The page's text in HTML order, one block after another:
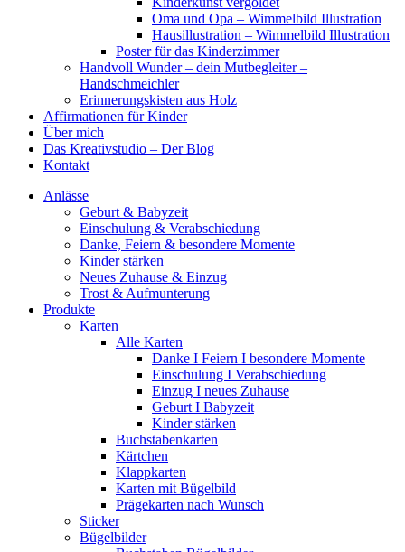
Oma und Opa – Wimmelbild Illustration
Hausillustration – Wimmelbild Illustration
Poster für das Kinderzimmer
Handvoll Wunder – dein Mutbegleiter –
Handschmeichler
Erinnerungskisten aus Holz
Affirmationen für Kinder
Über mich
Das Kreativstudio – Der Blog
Kontakt
Anlässe
Geburt & Babyzeit
Einschulung & Verabschiedung
Danke, Feiern & besondere Momente
Kinder stärken
Neues Zuhause & Einzug
Trost & Aufmunterung
Produkte
Karten
Alle Karten
Danke I Feiern I besondere Momente
Einschulung I Verabschiedung
Einzug I neues Zuhause
Geburt I Babyzeit
Kinder stärken
Buchstabenkarten
Kärtchen
Klappkarten
Karten mit Bügelbild
Prägekarten nach Wunsch
Sticker
Bügelbilder